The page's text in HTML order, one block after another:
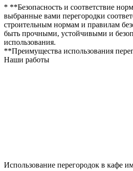
* **Безопасность и соответствие
выбранные вами перегородки
строительным нормам и правилам
быть прочными, устойчивыми и
использования.
**Преимущества использования
Наши работы
Использование перегородок в кафе